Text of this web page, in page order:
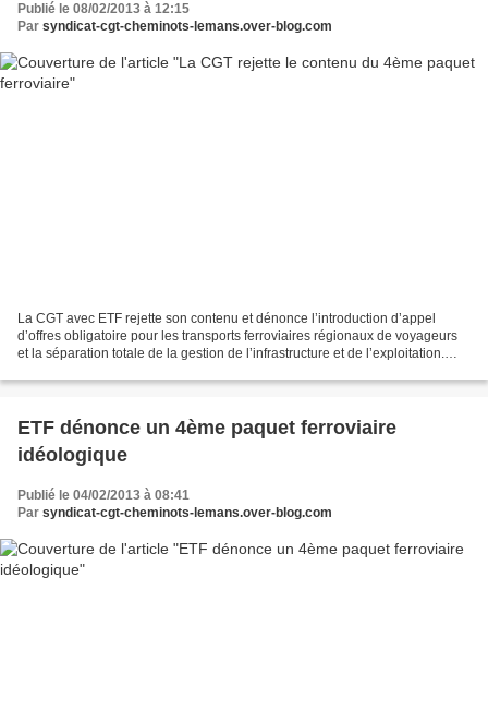
Publié le 08/02/2013 à 12:15
Par syndicat-cgt-cheminots-lemans.over-blog.com
La CGT avec ETF rejette son contenu et dénonce l’introduction d’appel
d’offres obligatoire pour les transports ferroviaires régionaux de voyageurs
et la séparation totale de la gestion de l’infrastructure et de l’exploitation.
ETF dénonce un 4ème paquet ferroviaire
idéologique
Publié le 04/02/2013 à 08:41
Par syndicat-cgt-cheminots-lemans.over-blog.com